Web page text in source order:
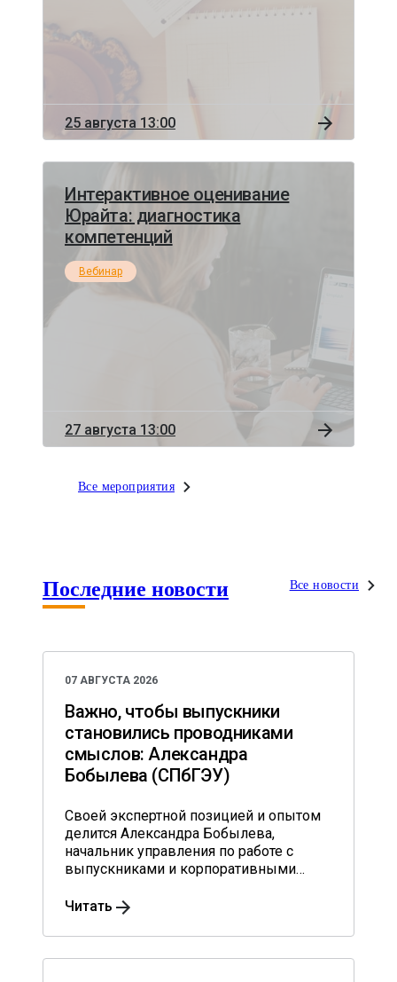
25 августа 13:00
Интерактивное оценивание
Юрайта: диагностика
компетенций
Вебинар
27 августа 13:00
Все мероприятия
Последние новости Все новости
07 АВГУСТА 2026
Важно, чтобы выпускники
становились проводниками
смыслов: Александра
Бобылева (СПбГЭУ)
Своей экспертной позицией и опытом
делится Александра Бобылева,
начальник управления по работе с
выпускниками и корпоративными
государственного экономического
Читать